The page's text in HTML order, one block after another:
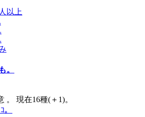
以上
。
。 現在16種(＋1)。
。